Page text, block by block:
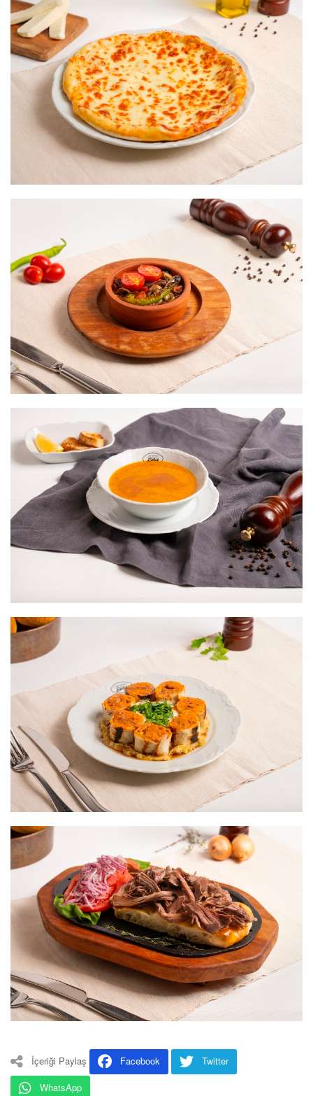
İçeriği Paylaş Facebook
Twitter
WhatsApp